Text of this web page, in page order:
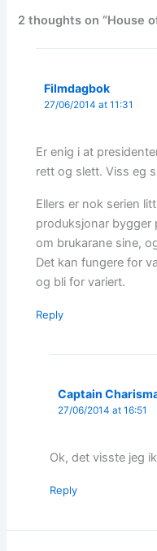
2 thoughts on “House
Filmdagbok
27/06/2014 at 11:31
Er enig i at
rett og slett. Viss eg
Ellers er nok serien
produksjonar bygger
om brukarane sine,
Det kan fungere for
og bli for variert.
Reply
Captain
27/06/2014 at 16:51
Ok, det visste jeg
Reply